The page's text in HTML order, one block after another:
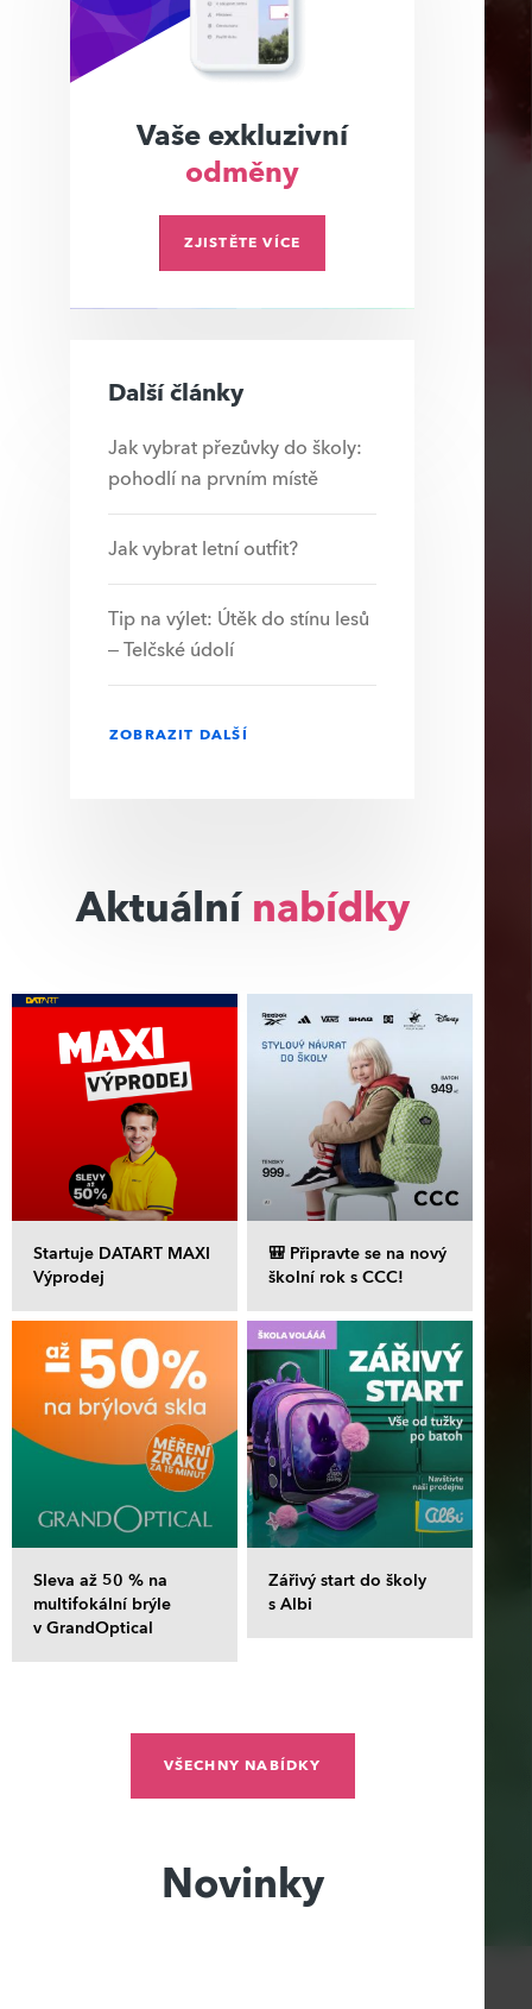
Vaše exkluzivní
odměny
ZJISTĚTE VÍCE
Další články
Jak vybrat přezůvky do školy:
pohodlí na prvním místě
Jak vybrat letní outfit?
Tip na výlet: Útěk do stínu lesů
– Telčské údolí
ZOBRAZIT DALŠÍ
Aktuálnínabídky
Startuje DATART MAXI
Výprodej
🎒 Připravte se na nový
školní rok s CCC!
Sleva až 50 % na
multifokální brýle
v GrandOptical
Zářivý start do školy
s Albi
VŠECHNY NABÍDKY
Novinky